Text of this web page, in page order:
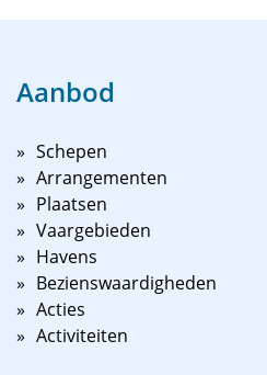
Aanbod
Schepen
Arrangementen
Plaatsen
Vaargebieden
Havens
Bezienswaardigheden
Acties
Activiteiten